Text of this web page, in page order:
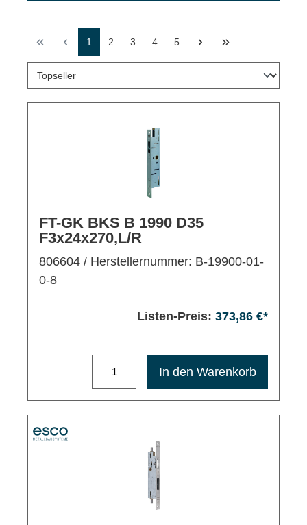
1 2 3 4 5
FT-GK BKS B 1990 D35
F3x24x270,L/R
806604 / Herstellernummer: B-19900-01-
0-8
Listen-Preis: 373,86 €*
In den Warenkorb